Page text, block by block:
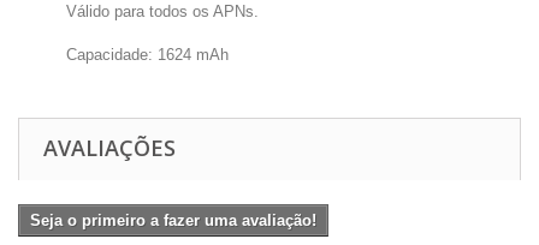
Válido para todos os APNs.
Capacidade: 1624 mAh
AVALIAÇÕES
Seja o primeiro a fazer uma avaliação!